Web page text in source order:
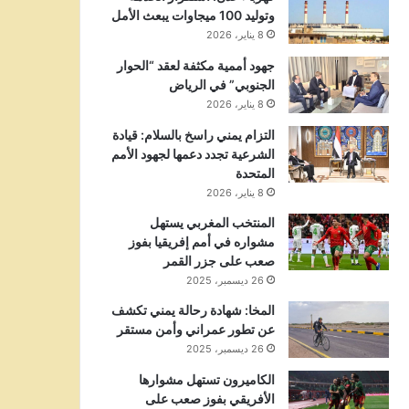
وتوليد 100 ميجاوات يبعث الأمل
8 يناير، 2026
جهود أممية مكثفة لعقد “الحوار
الجنوبي” في الرياض
8 يناير، 2026
التزام يمني راسخ بالسلام: قيادة
الشرعية تجدد دعمها لجهود الأمم
المتحدة
8 يناير، 2026
المنتخب المغربي يستهل
مشواره في أمم إفريقيا بفوز
صعب على جزر القمر
26 ديسمبر، 2025
المخا: شهادة رحالة يمني تكشف
عن تطور عمراني وأمن مستقر
26 ديسمبر، 2025
الكاميرون تستهل مشوارها
الأفريقي بفوز صعب على